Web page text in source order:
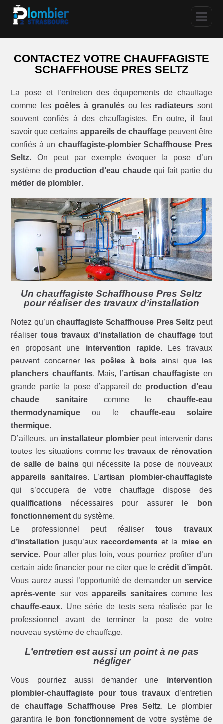
CONTACTEZ VOTRE CHAUFFAGISTE
SCHAFFHOUSE PRES SELTZ
La pose et l’entretien des équipements de chauffage
comme les poêles à granulés ou les radiateurs sont
souvent confiés à des chauffagistes. En outre, il faut
savoir que certains appareils de chauffagepeuvent être
confiés à un chauffagiste-plombier Schaffhouse Pres
Seltz. On peut par exemple évoquer la pose d’un
système de production d’eau chaudequi fait partie du
métier de plombier.
Un chauffagiste Schaffhouse Pres Seltz
pour réaliser des travaux d’installation
Notez qu’unchauffagiste Schaffhouse Pres Seltz peut
réalisertous travaux d’installation de chauffagetout
en proposant une intervention rapide. Les travaux
peuvent concerner les poêles à boisainsi que les
planchers chauffants. Mais, l’artisan chauffagiste en
grande partie la pose d’appareil de production d’eau
chaude sanitairecomme le chauffe-eau
thermodynamique ou le chauffe-eau solaire
thermique.
D’ailleurs, un installateur plombierpeut intervenir dans
toutes les situations comme lestravaux de rénovation
de salle de bains qui nécessite la pose de nouveaux
appareils sanitaires. L’artisan plombier-chauffagiste
qui s’occupera de votre chauffage dispose des
qualifications nécessaires pour assurer le
bon
fonctionnement du système.
Le professionnel peut réaliser tous travaux
d’installation jusqu’aux raccordements et la mise en
service. Pour aller plus loin, vous pourriez profiter d’un
certain aide financier pour ne citer que lecrédit d’impôt.
Vous aurez aussi l’opportunité de demander un service
après-vente sur vos appareils sanitaires comme les
chauffe-eaux. Une série de tests sera réalisée par le
professionnel avant de terminer la pose de votre
nouveau système de chauffage.
L’entretien est aussi un point à ne pas
négliger
Vous pourriez aussi demander une intervention
plombier-chauffagiste pour tous travauxd’entretien
de chauffage Schaffhouse Pres Seltz. Le plombier
garantira le bon fonctionnementde votre système de